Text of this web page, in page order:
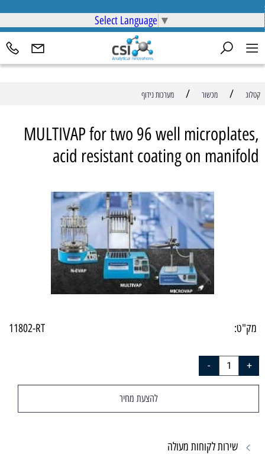
Select Language ▼
קטלוג / מכשור / מערכות נידוף
MULTIVAP for two 96 well microplates,
acid resistant coating on manifold
מק"ט: 11802-RT
להצעת מחיר
שירות לקוחות מעולה